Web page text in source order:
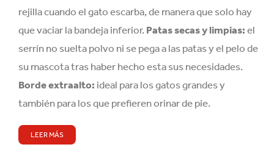
rejilla cuando el gato escarba, de manera que solo hay
que vaciar la bandeja inferior. Patas secas y limpias: el
serrín no suelta polvo ni se pega a las patas y el pelo de
su mascota tras haber hecho esta sus necesidades.
Borde extraalto: ideal para los gatos grandes y
también para los que prefieren orinar de pie.
LEER MÁS